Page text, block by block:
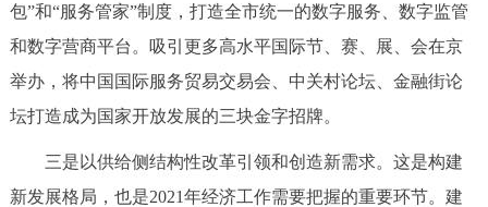
包”和“服务管家”制度，打造全市统一的数字服务、数字监管
和数字营商平台。吸引更多高水平国际节、赛、展、会在京
举办，将中国国际服务贸易交易会、中关村论坛、金融街论
坛打造成为国家开放发展的三块金字招牌。
三是以供给侧结构性改革引领和创造新需求。这是构建
新发展格局，也是2021年经济工作需要把握的重要环节。建